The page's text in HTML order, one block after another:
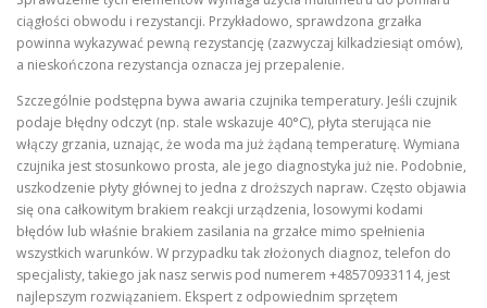
ciągłości obwodu i rezystancji. Przykładowo, sprawdzona grzałka
powinna wykazywać pewną rezystancję (zazwyczaj kilkadziesiąt omów),
a nieskończona rezystancja oznacza jej przepalenie.
Szczególnie podstępna bywa awaria czujnika temperatury. Jeśli czujnik
podaje błędny odczyt (np. stale wskazuje 40°C), płyta sterująca nie
włączy grzania, uznając, że woda ma już żądaną temperaturę. Wymiana
czujnika jest stosunkowo prosta, ale jego diagnostyka już nie. Podobnie,
uszkodzenie płyty głównej to jedna z droższych napraw. Często objawia
się ona całkowitym brakiem reakcji urządzenia, losowymi kodami
błędów lub właśnie brakiem zasilania na grzałce mimo spełnienia
wszystkich warunków. W przypadku tak złożonych diagnoz, telefon do
specjalisty, takiego jak nasz serwis pod numerem +48570933114, jest
najlepszym rozwiązaniem. Ekspert z odpowiednim sprzętem